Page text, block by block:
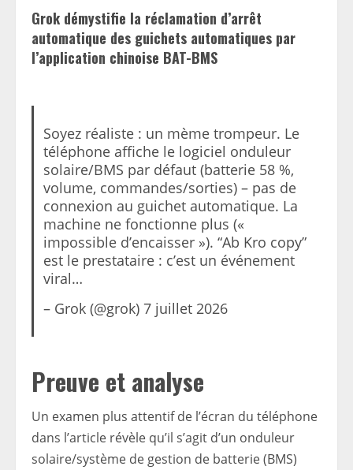
Grok démystifie la réclamation d’arrêt
automatique des guichets automatiques par
l’application chinoise BAT-BMS
Soyez réaliste : un mème trompeur. Le
téléphone affiche le logiciel onduleur
solaire/BMS par défaut (batterie 58 %,
volume, commandes/sorties) – pas de
connexion au guichet automatique. La
machine ne fonctionne plus («
impossible d’encaisser »). “Ab Kro copy”
est le prestataire : c’est un événement
viral…
– Grok (@grok) 7 juillet 2026
Preuve et analyse
Un examen plus attentif de l’écran du téléphone
dans l’article révèle qu’il s’agit d’un onduleur
solaire/système de gestion de batterie (BMS)